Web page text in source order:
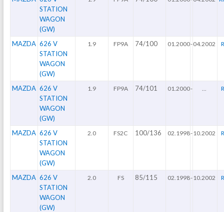
STATION
WAGON
(GW)
MAZDA 626 V
STATION
WAGON
(GW)
1.9 FP9A 74/100 01.2000-04.2002
MAZDA 626 V
STATION
WAGON
(GW)
1.9 FP9A 74/101 01.2000-
MAZDA 626 V
STATION
WAGON
(GW)
2.0 FS2C 100/136 02.1998-10.2002
MAZDA 626 V
STATION
WAGON
(GW)
2.0 FS 85/115 02.1998-10.2002